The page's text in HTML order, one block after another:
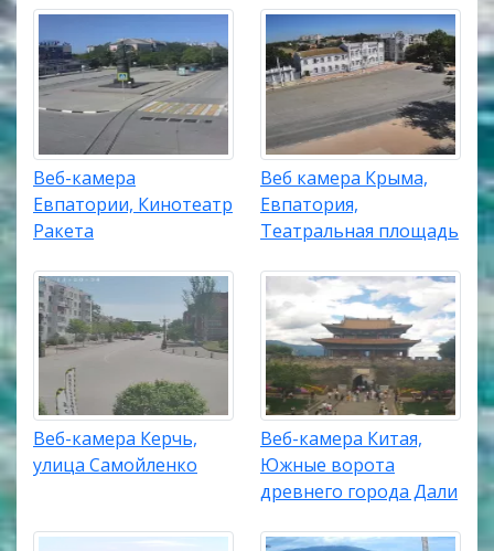
Веб-камера
Евпатории, Кинотеатр
Ракета
Веб камера Крыма,
Евпатория,
Театральная площадь
Веб-камера Керчь,
улица Самойленко
Веб-камера Китая,
Южные ворота
древнего города Дали